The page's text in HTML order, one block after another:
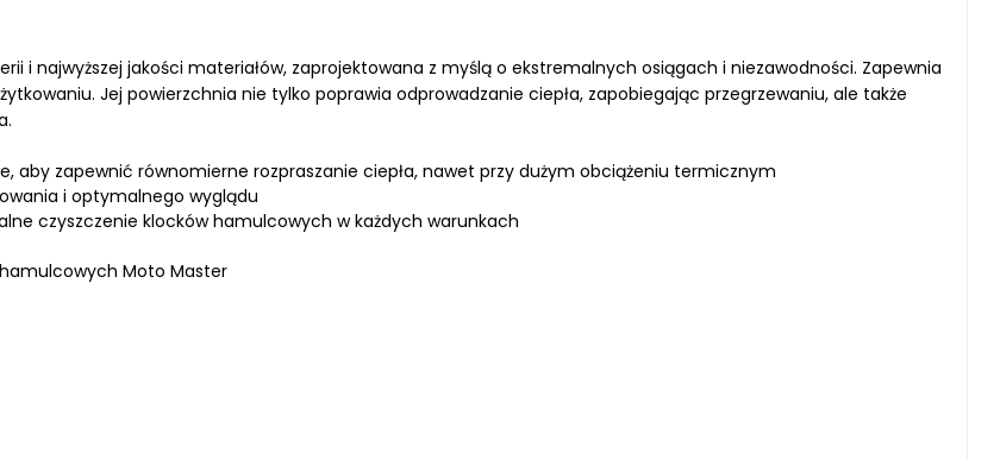
i najwyższej jakości materiałów, zaprojektowana z myślą o ekstremalnych osiągach i niezawodności. Zapewnia
Jej powierzchnia nie tylko poprawia odprowadzanie ciepła, zapobiegając przegrzewaniu, ale także
aby zapewnić równomierne rozpraszanie ciepła, nawet przy dużym obciążeniu termicznym
i optymalnego wyglądu
czyszczenie klocków hamulcowych w każdych warunkach
Moto Master